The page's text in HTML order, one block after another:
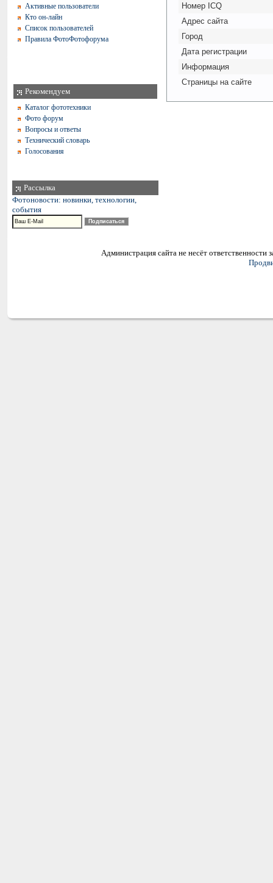
Активные пользователи
Кто он-лайн
Список пользователей
Правила ФотоФотофорума
Рекомендуем
Каталог фототехники
Фото форум
Вопросы и ответы
Технический словарь
Голосования
Рассылка
Фотоновости: новинки, технологии,
события
Номер ICQ
Адрес сайта
Город
Дата регистрации
Информация
Страницы на сайте
Администрация сайта не несёт ответственности